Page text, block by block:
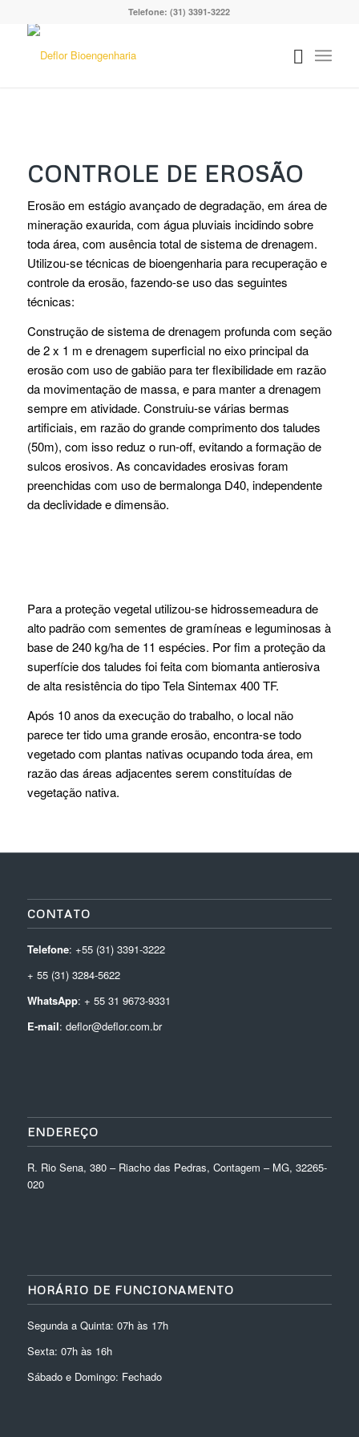
Telefone: (31) 3391-3222
CONTROLE DE EROSÃO
Erosão em estágio avançado de degradação, em área de
mineração exaurida, com água pluviais incidindo sobre
toda área, com ausência total de sistema de drenagem.
Utilizou-se técnicas de bioengenharia para recuperação e
controle da erosão, fazendo-se uso das seguintes
técnicas:
Construção de sistema de drenagem profunda com seção
de 2 x 1 m e drenagem superficial no eixo principal da
erosão com uso de gabião para ter flexibilidade em razão
da movimentação de massa, e para manter a drenagem
sempre em atividade. Construiu-se várias bermas
artificiais, em razão do grande comprimento dos taludes
(50m), com isso reduz o run-off, evitando a formação de
sulcos erosivos. As concavidades erosivas foram
preenchidas com uso de bermalonga D40, independente
da declividade e dimensão.
Para a proteção vegetal utilizou-se hidrossemeadura de
alto padrão com sementes de gramíneas e leguminosas à
base de 240 kg/ha de 11 espécies. Por fim a proteção da
superfície dos taludes foi feita com biomanta antierosiva
de alta resistência do tipo Tela Sintemax 400 TF.
Após 10 anos da execução do trabalho, o local não
parece ter tido uma grande erosão, encontra-se todo
vegetado com plantas nativas ocupando toda área, em
razão das áreas adjacentes serem constituídas de
vegetação nativa.
CONTATO
Telefone: +55 (31) 3391-3222
+ 55 (31) 3284-5622
WhatsApp: + 55 31 9673-9331
E-mail: deflor@deflor.com.br
ENDEREÇO
R. Rio Sena, 380 – Riacho das Pedras, Contagem – MG, 32265-
020
HORÁRIO DE FUNCIONAMENTO
Segunda a Quinta: 07h às 17h
Sexta: 07h às 16h
Sábado e Domingo: Fechado